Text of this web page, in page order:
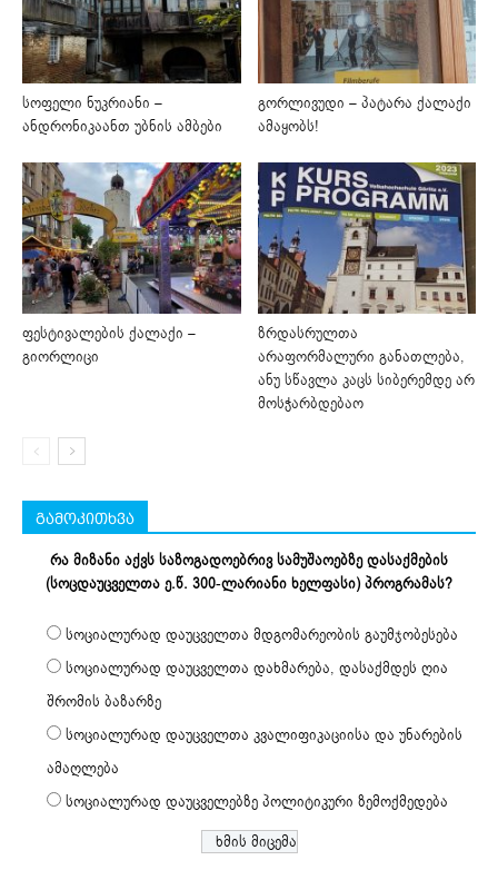
სოფელი ნუკრიანი –
ანდრონიკაანთ უბნის ამბები
გორლივუდი – პატარა ქალაქი
ამაყობს!
ფესტივალების ქალაქი –
გიორლიცი
ზრდასრულთა
არაფორმალური განათლება,
ანუ სწავლა კაცს სიბერემდე არ
მოსჭარბდებაო
გამოკითხვა
რა მიზანი აქვს საზოგადოებრივ სამუშაოებზე დასაქმების
(სოცდაუცველთა ე.წ. 300-ლარიანი ხელფასი) პროგრამას?
სოციალურად დაუცველთა მდგომარეობის გაუმჯობესება
სოციალურად დაუცველთა დახმარება, დასაქმდეს ღია
შრომის ბაზარზე
სოციალურად დაუცველთა კვალიფიკაციისა და უნარების
ამაღლება
სოციალურად დაუცველებზე პოლიტიკური ზემოქმედება